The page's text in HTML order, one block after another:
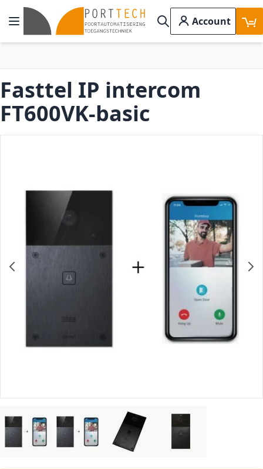
Ga naar de inhoud
Toggle Nav
Search
Account
Fasttel IP intercom
FT600VK-basic